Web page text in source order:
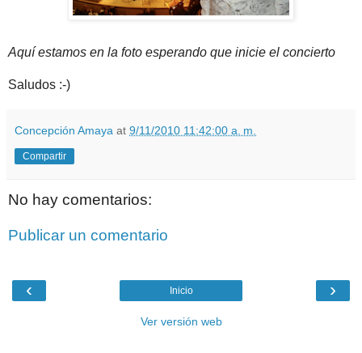
Aquí estamos en la foto esperando que inicie el concierto
Saludos :-)
Concepción Amaya at 9/11/2010 11:42:00 a. m.
Compartir
No hay comentarios:
Publicar un comentario
‹ ›
Inicio
Ver versión web